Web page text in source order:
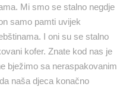
Mi smo se stalno negdje
samo pamti uvijek
I oni su se stalno
kofer. Znate kod nas je
bježimo sa neraspakovanim
naša djeca konačno